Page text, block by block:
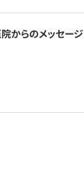
からのメッセージ